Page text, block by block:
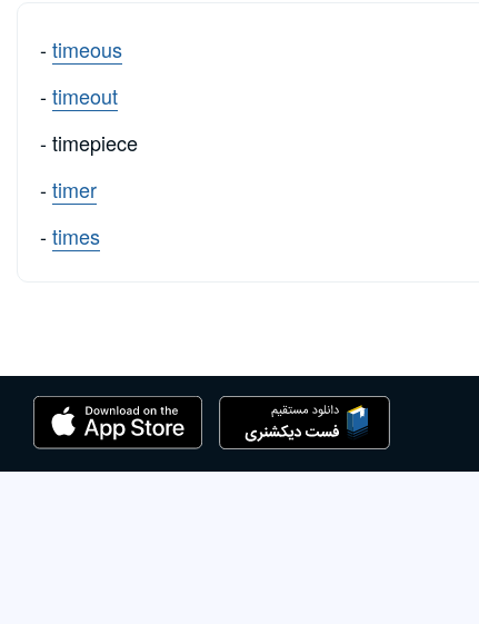
-timeous
-timeout
- timepiece
-timer
-times